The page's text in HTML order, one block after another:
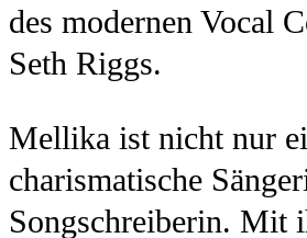
des modernen Vocal
Seth Riggs.
Mellika ist nicht nur
charismatische
Songschreiberin. Mit